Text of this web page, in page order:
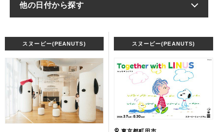
他の日付から探す
スヌーピー(PEANUTS) スヌーピー(PEANUTS)